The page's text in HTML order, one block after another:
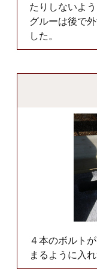
たりしないよ
グルーは後で
した。
４本のボルト
まるように入